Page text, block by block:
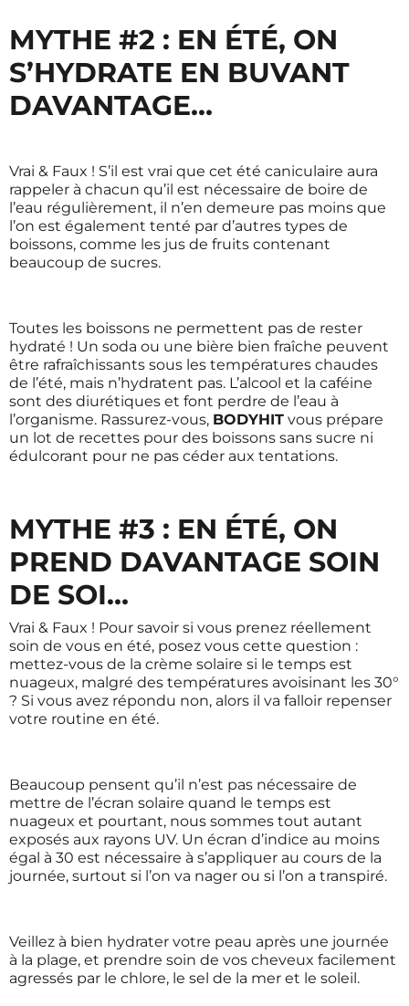
MYTHE #2 : EN ÉTÉ, ON
S’HYDRATE EN BUVANT
DAVANTAGE…
Vrai & Faux ! S’il est vrai que cet été caniculaire aura
rappeler à chacun qu’il est nécessaire de boire de
l’eau régulièrement, il n’en demeure pas moins que
l’on est également tenté par d’autres types de
boissons, comme les jus de fruits contenant
beaucoup de sucres.
Toutes les boissons ne permettent pas de rester
hydraté ! Un soda ou une bière bien fraîche peuvent
être rafraîchissants sous les températures chaudes
de l’été, mais n’hydratent pas. L’alcool et la caféine
sont des diurétiques et font perdre de l’eau à
l’organisme. Rassurez-vous, BODYHIT vous prépare
un lot de recettes pour des boissons sans sucre ni
édulcorant pour ne pas céder aux tentations.
MYTHE #3 : EN ÉTÉ, ON
PREND DAVANTAGE SOIN
DE SOI…
Vrai & Faux ! Pour savoir si vous prenez réellement
soin de vous en été, posez vous cette question :
mettez-vous de la crème solaire si le temps est
nuageux, malgré des températures avoisinant les 30°
? Si vous avez répondu non, alors il va falloir repenser
votre routine en été.
Beaucoup pensent qu’il n’est pas nécessaire de
mettre de l’écran solaire quand le temps est
nuageux et pourtant, nous sommes tout autant
exposés aux rayons UV. Un écran d’indice au moins
égal à 30 est nécessaire à s’appliquer au cours de la
journée, surtout si l’on va nager ou si l’on a transpiré.
Veillez à bien hydrater votre peau après une journée
à la plage, et prendre soin de vos cheveux facilement
agressés par le chlore, le sel de la mer et le soleil.